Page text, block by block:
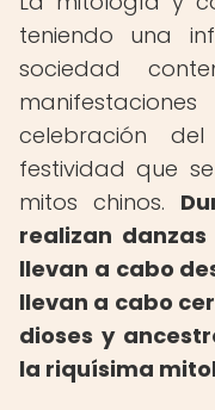
teniendo una
sociedad
celebración
festividad que
mitos chinos.
realizan
llevan a cabo
llevan a cabo
dioses y
la riquísima